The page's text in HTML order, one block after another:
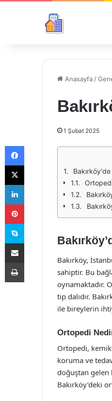
Anasayfa /
1 Şubat 2025
Bakırköy,
sahiptir. Bu
oynamaktadır.
tıp dalıdır.
ile bireylerin
Ortopedi
Ortopedi,
koruma ve
doğuştan gelen
Bakırköy’deki
Facebook
X
LinkedIn
Pinterest
Skype
E-Posta ile paylaş